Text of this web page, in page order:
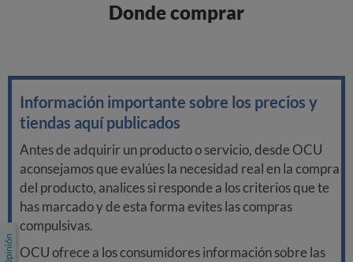
Donde comprar
Información importante sobre los precios y
tiendas aquí publicados
Antes de adquirir un producto o servicio, desde OCU
aconsejamos que evalúes la necesidad real en la compra
del producto, analices si responde a los criterios que te
has marcado y de esta forma evites las compras
compulsivas.
OCU ofrece a los consumidores información sobre las